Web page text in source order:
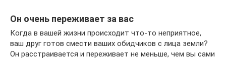
Он очень переживает за вас
Когда в вашей жизни происходит что-то неприятное,
ваш друг готов смести ваших обидчиков с лица земли?
Он расстраивается и переживает не меньше, чем вы сами